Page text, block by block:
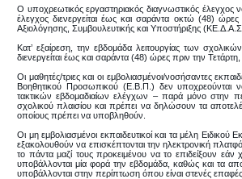
Ο υποχρεωτικός εργαστηριακός διαγνωστικός έλεγχος
έλεγχος διενεργείται έως και σαράντα οκτώ (48)
Αξιολόγησης, Συμβουλευτικής και Υποστήριξης
Κατ’ εξαίρεση, την εβδομάδα λειτουργίας των
διενεργείται έως και σαράντα (48) ώρες πριν την
Οι μαθητές/τριες και οι εμβολιασμένοι/νοσήσαντες
Βοηθητικού Προσωπικού (Ε.Β.Π.) δεν υποχρεούνται
τακτικών εβδομαδιαίων ελέγχων – παρά μόνο στην
σχολικού πλαισίου και πρέπει να δηλώσουν τα
οποίους πρέπει να υποβληθούν.
Οι μη εμβολιασμένοι εκπαιδευτικοί και τα μέλη
εξακολουθούν να επισκέπτονται την ηλεκτρονική
το πάντα μαζί τους προκειμένου να το επιδείξουν εάν
υποβάλλονται μία φορά την εβδομάδα, καθώς και τα
υποβάλλονται στην περίπτωση όπου είναι στενές